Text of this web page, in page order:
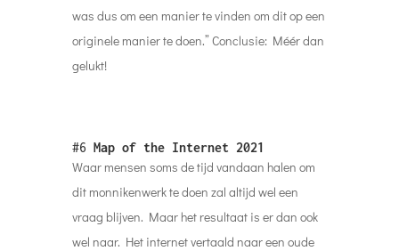
was dus om een ​​manier te vinden om dit op een
originele manier te doen.” Conclusie: Méér dan
gelukt!
#6 Map of the Internet 2021
Waar mensen soms de tijd vandaan halen om
dit monnikenwerk te doen zal altijd wel een
vraag blijven. Maar het resultaat is er dan ook
wel naar. Het internet vertaald naar een oude